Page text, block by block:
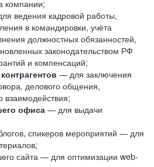
компании;
ведения кадровой работы,
в командировки, учёта
должностных обязанностей,
законодательством РФ
и компенсаций;
— для заключения
делового общения,
офиса — для выдачи
спикеров мероприятий — для
сайта — для оптимизации web-